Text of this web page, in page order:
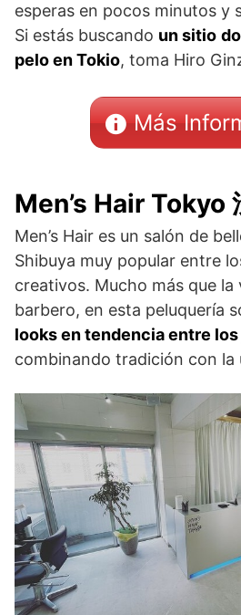
esperas en pocos minutos y
Si estás buscando un sitio
pelo en Tokio, toma Hiro
Más
Men’s Hair Tokyo
Men’s Hair es un salón de
Shibuya muy popular entre
creativos. Mucho más que la
barbero, en esta peluquería
looks en tendencia entre
combinando tradición con la